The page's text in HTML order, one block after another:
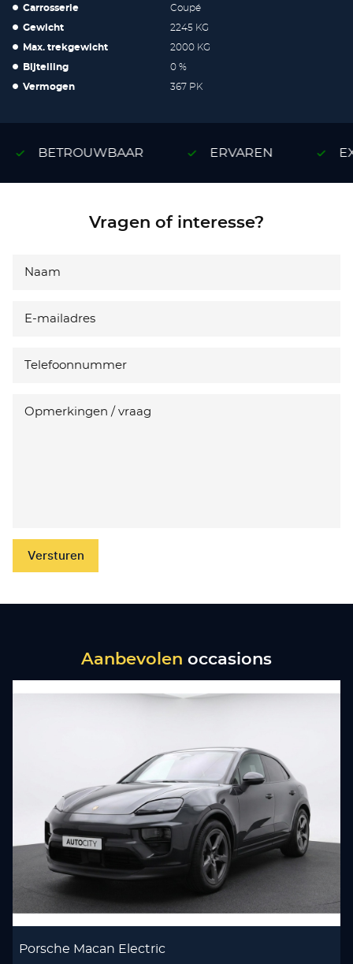
Carrosserie Coupé
Gewicht 2245 KG
Max. trekgewicht 2000 KG
Bijtelling 0 %
Vermogen 367 PK
BETROUWBAAR ERVAREN
Vragen of interesse?
Versturen
Aanbevolen occasions
Porsche Macan Electric